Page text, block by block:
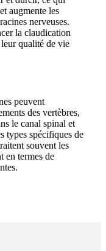
augmente les
nerveuses.
la claudication
qualité de vie
peuvent
des vertèbres,
le canal spinal et
types spécifiques de
souvent les
en termes de